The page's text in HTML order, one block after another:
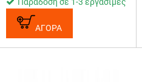
ΑΓΟΡΑ